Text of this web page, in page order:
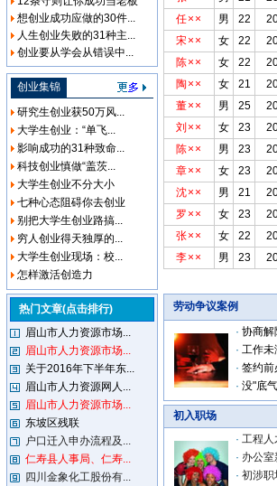
想创业成功应做的30件...
人生创业失败的31种主...
创业要从学会从错误中...
创业集锦
研究生创业获50万风...
大学生创业：“单飞...
影响成功的31种致命...
科技创业慎做“盖茨...
大学生创业不分大小
七种心态阻碍你去创业
别把大学生创业路搞...
穷人创业得天独厚的...
大学生创业现场：校...
怎样激活创造力
任××
男 22
宋××
女 22
陈××
女 22
陶××
女 21
董××
男 25
刘××
女 23
陈××
男 23
章××
女 23
沈××
男 21
罗××
女 23
张××
女 22
李××
男 23
热门文章(点击排行)
眉山市人力资源市场...
眉山市人力资源市场...
关于2016年下半年东...
眉山市人力资源网人...
眉山市人力资源市场...
东坡区残联
户口迁入申办流程及...
仁寿县人事局、仁寿...
四川金象化工股份有...
劳动争议案例
· 协商解
· 工作未
· 签约前
· 没"底
初入职场
· 工程人
· 办公
· 初涉职